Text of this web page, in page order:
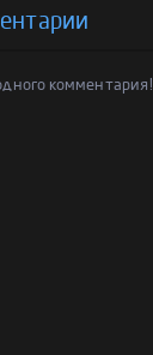
комментария!